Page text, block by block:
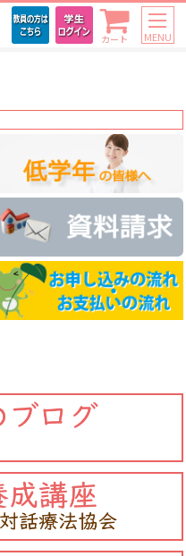
カート MENU